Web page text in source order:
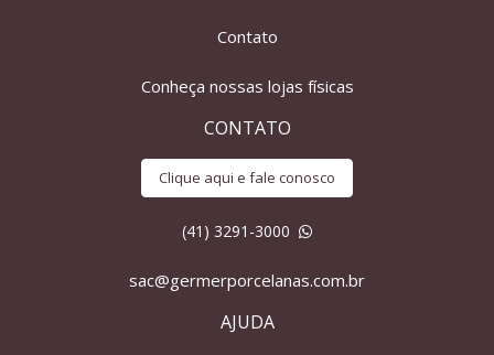
Contato
Conheça nossas lojas físicas
CONTATO
Clique aqui e fale conosco
(41) 3291-3000
sac@germerporcelanas.com.br
AJUDA